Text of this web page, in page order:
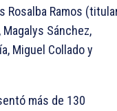
Rosalba Ramos
Sánchez,
Miguel Collado y
más de 130